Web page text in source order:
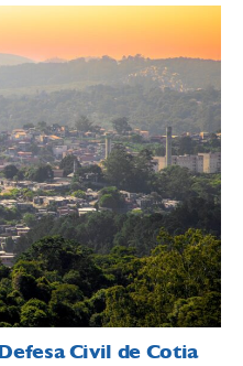
Civil de Cotia